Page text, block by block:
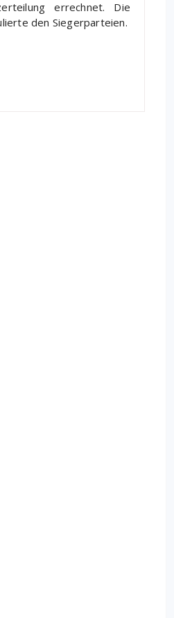
errechnet. Die
den Siegerparteien.